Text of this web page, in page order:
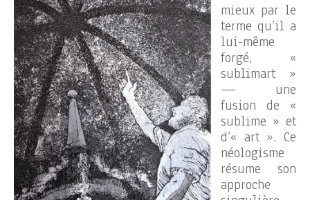
mieux par le
terme qu’il a
lui-même
forgé, «
sublimart »
— une
fusion de «
sublime » et
d’« art ». Ce
néologisme
résume son
approche